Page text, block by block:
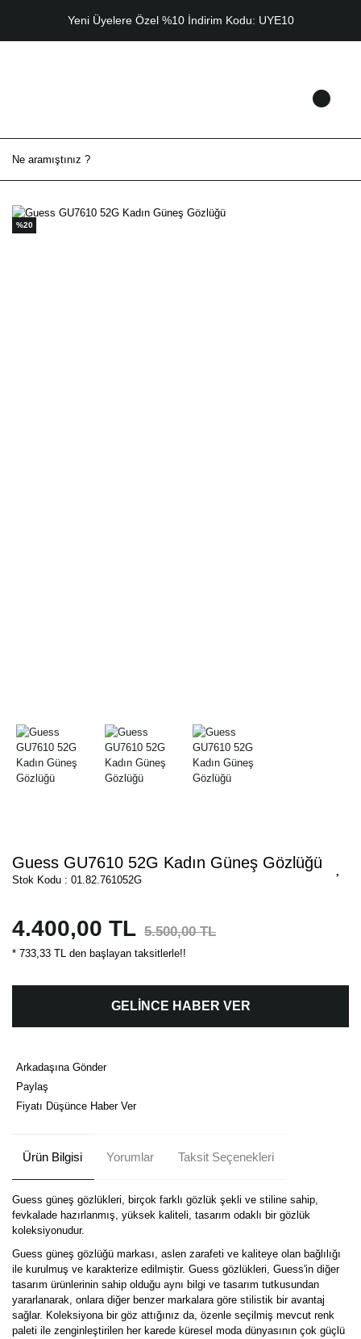
Yeni Üyelere Özel %10 İndirim Kodu: UYE10
%20
Guess GU7610 52G Kadın Güneş Gözlüğü
Stok Kodu : 01.82.761052G
4.400,00 TL 5.500,00 TL
* 733,33 TL den başlayan taksitlerle!!
GELİNCE HABER VER
Arkadaşına Gönder
Paylaş
Fiyatı Düşünce Haber Ver
Ürün Bilgisi Yorumlar Taksit Seçenekleri
Guess güneş gözlükleri, birçok farklı gözlük şekli ve stiline sahip,
fevkalade hazırlanmış, yüksek kaliteli, tasarım odaklı bir gözlük
koleksiyonudur.
Guess güneş gözlüğü markası, aslen zarafeti ve kaliteye olan bağlılığı
ile kurulmuş ve karakterize edilmiştir. Guess gözlükleri, Guess'in diğer
tasarım ürünlerinin sahip olduğu aynı bilgi ve tasarım tutkusundan
yararlanarak, onlara diğer benzer markalara göre stilistik bir avantaj
sağlar. Koleksiyona bir göz attığınız da, özenle seçilmiş mevcut renk
paleti ile zenginleştirilen her karede küresel moda dünyasının çok güçlü